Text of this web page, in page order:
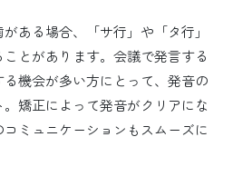
ある場合、「サ行」や「タ行」
とがあります。会議で発言する
機会が多い方にとって、発音の
矯正によって発音がクリアにな
ミュニケーションもスムーズに